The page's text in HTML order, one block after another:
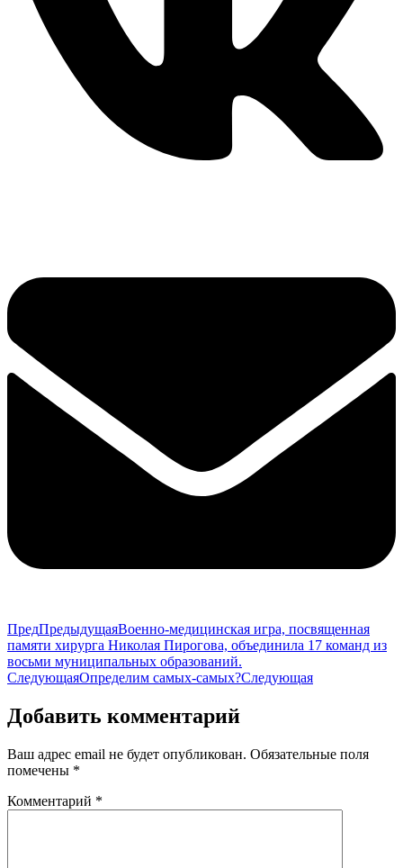
ПредПредыдущаяВоенно-медицинская игра, посвященная
памяти хирурга Николая Пирогова, объединила 17 команд из
восьми муниципальных образований.
СледующаяОпределим самых-самых?Следующая
Добавить комментарий
Ваш адрес email не будет опубликован. Обязательные поля
помечены *
Комментарий *